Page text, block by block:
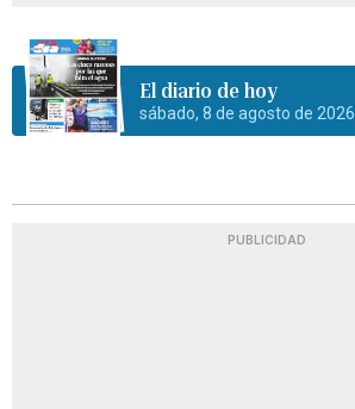
El diario de hoy
sábado, 8 de agosto de 2026
PUBLICIDAD